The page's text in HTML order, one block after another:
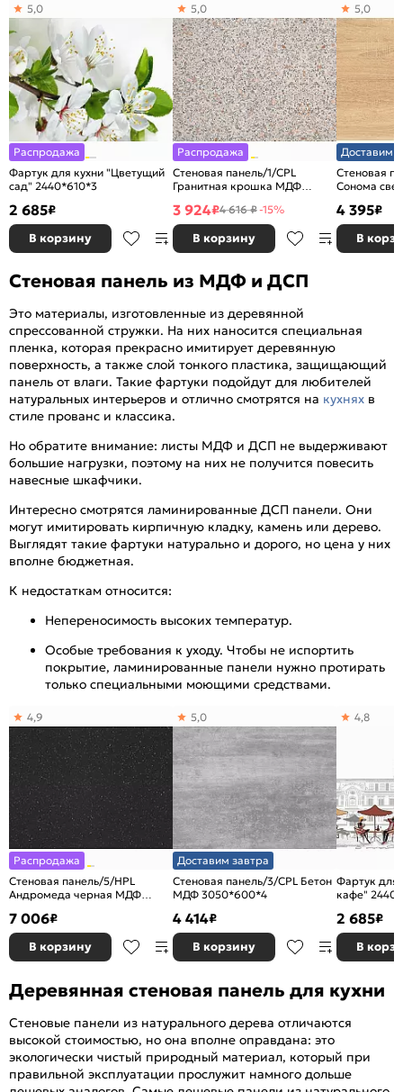
Распродажа
Фартук для кухни "Цветущий
сад" 2440*610*3
5,0
2 685₽
В корзину
Распродажа
Стеновая панель/1/CPL
Гранитная крошка МДФ
5,0
3 924₽4 616 ₽-15%
В корзину
Доставим
Стеновая
Сонома
5,0
4 395₽
В
Стеновая панель из МДФ и ДСП
Это материалы, изготовленные из деревянной
спрессованной стружки. На них наносится специальная
пленка, которая прекрасно имитирует деревянную
поверхность, а также слой тонкого пластика, защищающий
панель от влаги. Такие фартуки подойдут для любителей
натуральных интерьеров и отлично смотрятся на кухнях в
стиле прованс и классика.
Но обратите внимание: листы МДФ и ДСП не выдерживают
большие нагрузки, поэтому на них не получится повесить
навесные шкафчики.
Интересно смотрятся ламинированные ДСП панели. Они
могут имитировать кирпичную кладку, камень или дерево.
Выглядят такие фартуки натурально и дорого, но цена у них
вполне бюджетная.
К недостаткам относится:
Непереносимость высоких температур.
Особые требования к уходу. Чтобы не испортить
покрытие, ламинированные панели нужно протирать
только специальными моющими средствами.
Распродажа
Стеновая панель/5/НPL
Андромеда черная МДФ
4,9
7 006₽
В корзину
Доставим завтра
Стеновая панель/3/CPL Бетон
МДФ 3050*600*4
5,0
4 414₽
В корзину
Фартук для
кафе"
4,8
2 685₽
В
Деревянная стеновая панель для кухни
Стеновые панели из натурального дерева отличаются
высокой стоимостью, но она вполне оправдана: это
экологически чистый природный материал, который при
правильной эксплуатации прослужит намного дольше